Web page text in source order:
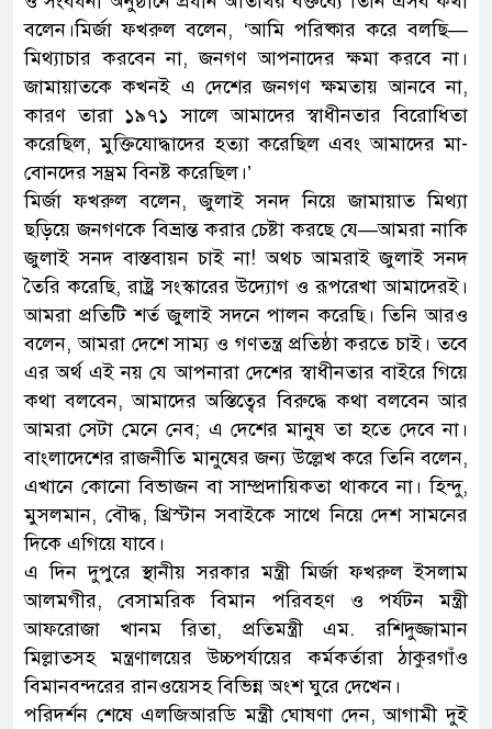
বলেন।মির্জা ফখরুল বলেন, ‘আমি পরিষ্কার করে বলছি—
মিথ্যাচার করবেন না, জনগণ আপনাদের ক্ষমা করবে না।
জামায়াতকে কখনই এ দেশের জনগণ ক্ষমতায় আনবে না,
কারণ তারা ১৯৭১ সালে আমাদের স্বাধীনতার বিরোধিতা
করেছিল, মুক্তিযোদ্ধাদের হত্যা করেছিল এবং আমাদের মা-
বোনদের সম্ভ্রম বিনষ্ট করেছিল।’
মির্জা ফখরুল বলেন, জুলাই সনদ নিয়ে জামায়াত মিথ্যা
ছড়িয়ে জনগণকে বিভ্রান্ত করার চেষ্টা করছে যে—আমরা নাকি
জুলাই সনদ বাস্তবায়ন চাই না! অথচ আমরাই জুলাই সনদ
তৈরি করেছি, রাষ্ট্র সংস্কারের উদ্যোগ ও রূপরেখা আমাদেরই।
আমরা প্রতিটি শর্ত জুলাই সদনে পালন করেছি। তিনি আরও
বলেন, আমরা দেশে সাম্য ও গণতন্ত্র প্রতিষ্ঠা করতে চাই। তবে
এর অর্থ এই নয় যে আপনারা দেশের স্বাধীনতার বাইরে গিয়ে
কথা বলবেন, আমাদের অস্তিত্বের বিরুদ্ধে কথা বলবেন আর
আমরা সেটা মেনে নেব; এ দেশের মানুষ তা হতে দেবে না।
বাংলাদেশের রাজনীতি মানুষের জন্য উল্লেখ করে তিনি বলেন,
এখানে কোনো বিভাজন বা সাম্প্রদায়িকতা থাকবে না। হিন্দু,
মুসলমান, বৌদ্ধ, খ্রিস্টান সবাইকে সাথে নিয়ে দেশ সামনের
দিকে এগিয়ে যাবে।
এ দিন দুপুরে স্থানীয় সরকার মন্ত্রী মির্জা ফখরুল ইসলাম
আলমগীর, বেসামরিক বিমান পরিবহণ ও পর্যটন মন্ত্রী
আফরোজা খানম রিতা, প্রতিমন্ত্রী এম. রশিদুজ্জামান
মিল্লাতসহ মন্ত্রণালয়ের উচ্চপর্যায়ের কর্মকর্তারা ঠাকুরগাঁও
বিমানবন্দরের রানওয়েসহ বিভিন্ন অংশ ঘুরে দেখেন।
পরিদর্শন শেষে এলজিআরডি মন্ত্রী ঘোষণা দেন, আগামী দুই